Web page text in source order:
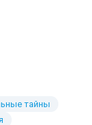
тайны